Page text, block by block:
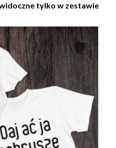
tylko w zestawie